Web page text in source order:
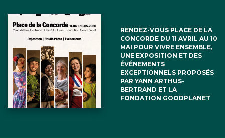
RENDEZ-VOUS PLACE DE LA
CONCORDE DU 11 AVRIL AU 10
MAI POUR VIVRE ENSEMBLE,
UNE EXPOSITION ET DES
ÉVÉNEMENTS
EXCEPTIONNELS PROPOSÉS
PAR YANN ARTHUS-
BERTRAND ET LA
FONDATION GOODPLANET